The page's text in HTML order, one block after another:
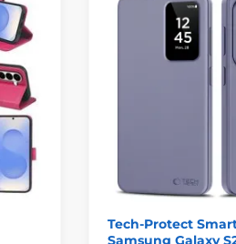
Tech-Protect
Samsung Galaxy